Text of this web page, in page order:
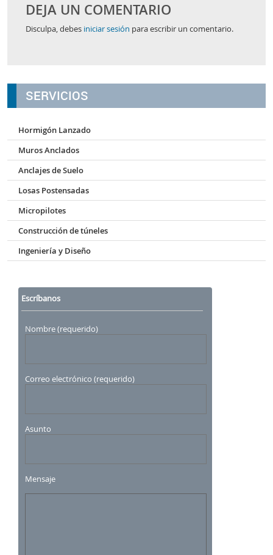
DEJA UN COMENTARIO
Disculpa, debes iniciar sesión para escribir un comentario.
SERVICIOS
Hormigón Lanzado
Muros Anclados
Anclajes de Suelo
Losas Postensadas
Micropilotes
Construcción de túneles
Ingeniería y Diseño
Escríbanos
Nombre (requerido)
Correo electrónico (requerido)
Asunto
Mensaje